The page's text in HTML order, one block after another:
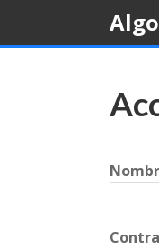
content